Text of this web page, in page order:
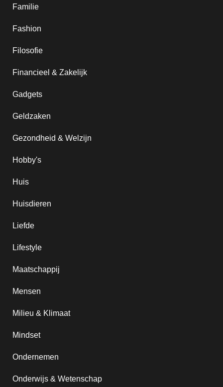
Familie
Fashion
Filosofie
Financieel & Zakelijk
Gadgets
Geldzaken
Gezondheid & Welzijn
Hobby's
Huis
Huisdieren
Liefde
Lifestyle
Maatschappij
Mensen
Milieu & Klimaat
Mindset
Ondernemen
Onderwijs & Wetenschap